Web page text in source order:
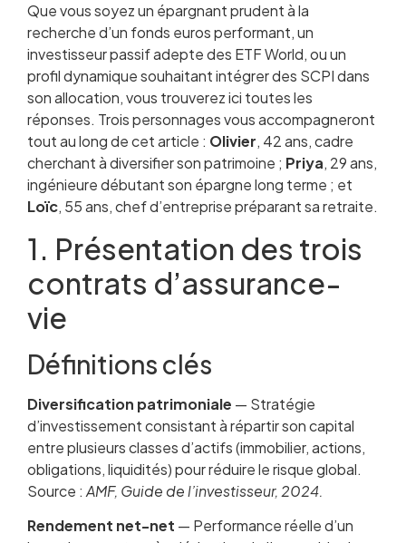
Que vous soyez un épargnant prudent à la
recherche d’un fonds euros performant, un
investisseur passif adepte des ETF World, ou un
profil dynamique souhaitant intégrer des SCPI dans
son allocation, vous trouverez ici toutes les
réponses. Trois personnages vous accompagneront
tout au long de cet article : Olivier, 42 ans, cadre
cherchant à diversifier son patrimoine ; Priya, 29 ans,
ingénieure débutant son épargne long terme ; et
Loïc, 55 ans, chef d’entreprise préparant sa retraite.
1. Présentation des trois
contrats d’assurance-
vie
Définitions clés
Diversification patrimoniale — Stratégie
d’investissement consistant à répartir son capital
entre plusieurs classes d’actifs (immobilier, actions,
obligations, liquidités) pour réduire le risque global.
Source : AMF, Guide de l’investisseur, 2024.
Rendement net-net — Performance réelle d’un